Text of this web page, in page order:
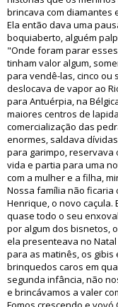
brincava com diamantes
Ela então dava uma
boquiaberto, alguém
"Onde foram parar
tinham valor algum,
para vendê-las, cinco ou
deslocava de vapor ao
para Antuérpia, na
maiores centros de
comercialização das
enormes, saldava
para garimpo, reservava
vida e partia para uma
com a mulher e a filha,
Nossa família não ficaria
Henrique, o novo caçula.
quase todo o seu
por algum dos bisnetos,
ela presenteava no
para as matinês, os
brinquedos caros em
segunda infância, não
e brincávamos a valer